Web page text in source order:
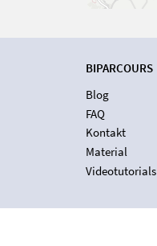
BIPARCOURS
Blog
FAQ
Kontakt
Material
Videotutorials